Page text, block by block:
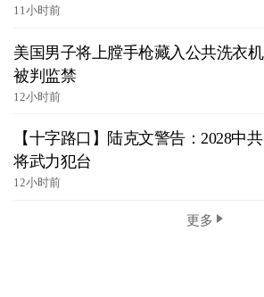
11小时前
美国男子将上膛手枪藏入公共洗衣机
被判监禁
12小时前
【十字路口】陆克文警告：2028中共
将武力犯台
12小时前
更多